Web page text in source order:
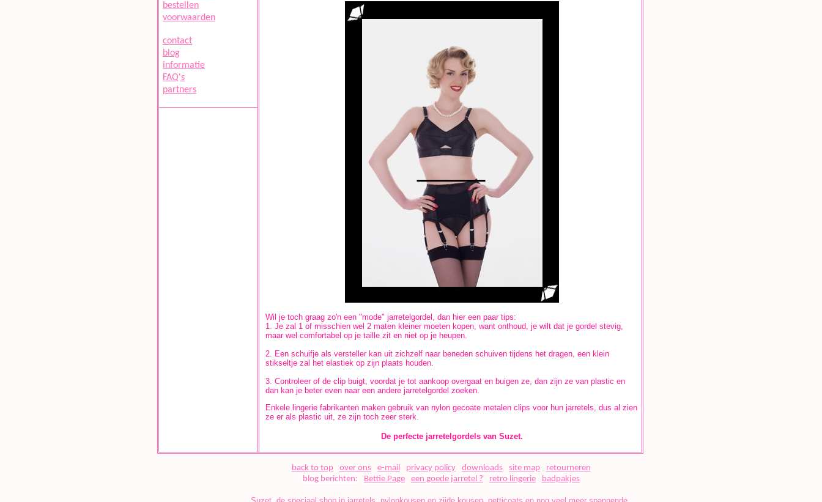
bestellen
voorwaarden
contact
blog
informatie
FAQ's
partners
Wil je toch graag zo'n een "mode" jarretelgordel, dan hier een paar tips:
1. Je zal 1 of misschien wel 2 maten kleiner moeten kopen, want onthoud, je wilt dat je gordel stevig,
maar wel comfortabel op je taille zit en niet op je heupen.
2. Een schuifje als versteller kan uit zichzelf naar beneden schuiven tijdens het dragen, een klein
stikseltje zal het elastiek op zijn plaats houden.
3. Controleer of de clip buigt, voordat je tot aankoop overgaat en buigen ze, dan zijn ze van plastic en
dan kan je beter even naar een andere jarretelgordel zoeken.
Enkele lingerie fabrikanten maken gebruik van nylon gecoate metalen clips voor hun jarretels, dus al zien
ze er als plastic uit, ze zijn toch zeer sterk.
De perfecte jarretelgordels van Suzet.
back to top over ons e-mail privacy policy downloads site map
retourneren
blog berichten:
Bettie Page een goede jarretel ? retro lingerie badpakjes